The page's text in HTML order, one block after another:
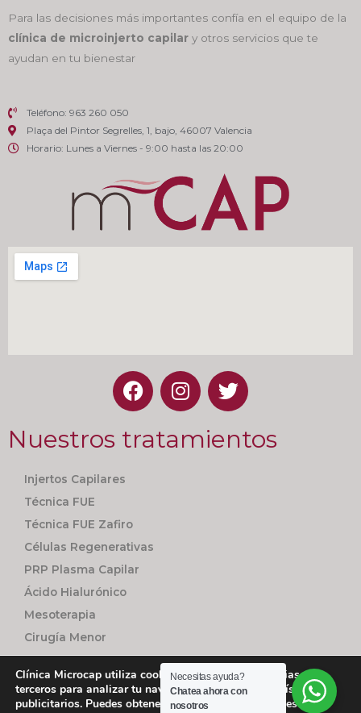
Para las decisiones más importantes confía en el equipo de la
clínica de microinjerto capilar y otros servicios que te
ayudan en tu bienestar
Teléfono: 963 260 050
Plaça del Pintor Segrelles, 1, bajo, 46007 Valencia
Horario: Lunes a Viernes - 9:00 hasta las 20:00
Nuestros tratamientos
Injertos Capilares
Técnica FUE
Técnica FUE Zafiro
Células Regenerativas
PRP Plasma Capilar
Ácido Hialurónico
Mesoterapia
Cirugía Menor
Seguimiento Personalizado
Clínica Microcap utiliza cookies utiliza cookies propias y de
terceros para analizar tu navegación con fines estadísticos y
publicitarios. Puedes obtener más información en nuestra
Necesitas ayuda?
Chatea ahora con
nosotros